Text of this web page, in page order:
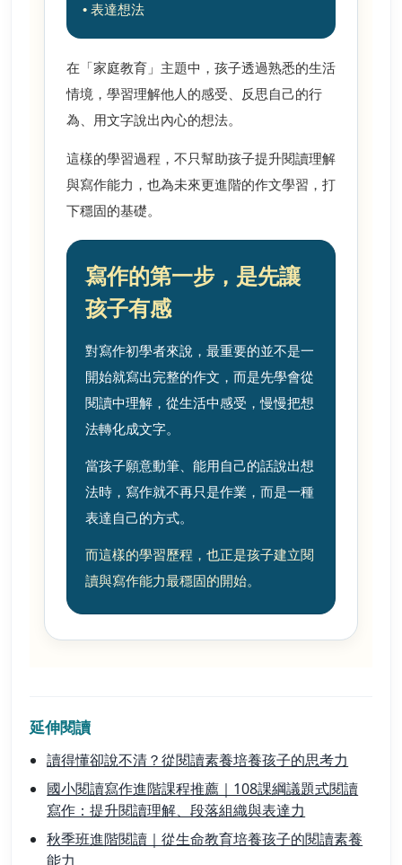
• 表達想法
在「家庭教育」主題中，孩子透過熟悉的生活
情境，學習理解他人的感受、反思自己的行
為、用文字說出內心的想法。
這樣的學習過程，不只幫助孩子提升閱讀理解
與寫作能力，也為未來更進階的作文學習，打
下穩固的基礎。
寫作的第一步，是先讓
孩子有感
對寫作初學者來說，最重要的並不是一
開始就寫出完整的作文，而是先學會從
閱讀中理解，從生活中感受，慢慢把想
法轉化成文字。
當孩子願意動筆、能用自己的話說出想
法時，寫作就不再只是作業，而是一種
表達自己的方式。
而這樣的學習歷程，也正是孩子建立閱
讀與寫作能力最穩固的開始。
延伸閱讀
讀得懂卻說不清？從閱讀素養培養孩子的思考力
國小閱讀寫作進階課程推薦｜108課綱議題式閱讀
寫作：提升閱讀理解、段落組織與表達力
秋季班進階閱讀｜從生命教育培養孩子的閱讀素養
能力